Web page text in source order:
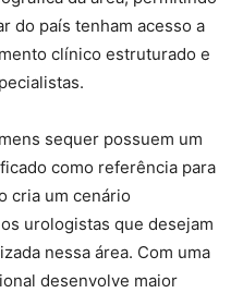
do país tenham acesso a
clínico estruturado e
sequer possuem um
como referência para
cria um cenário
urologistas que desejam
nessa área. Com uma
desenvolve maior